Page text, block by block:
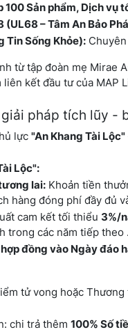
100 Sản phẩm, Dịch vụ
(UL68 – Tâm An Bảo
Tin Sống Khỏe):
từ tập đoàn mẹ Mirae
liên kết đầu tư của
pháp tích lũy -
lực "An Khang Tài Lộc"
Lộc":
lai: Khoản tiền
hàng đóng phí đầy đủ
cam kết tối thiểu 3%/
trong các năm tiếp theo .
đồng vào Ngày đáo
tử vong hoặc
chi trả thêm 100% Số